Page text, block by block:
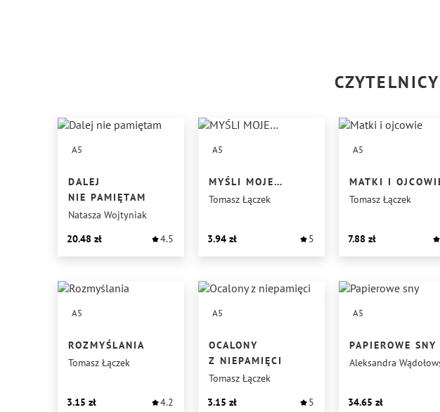
A5
DALEJ
NIE PAMIĘTAM
Natasza Wojtyniak
20.48
4.5
A5
MYŚLI MOJE…
Tomasz Łączek
3.94 5
A5
MATKI I
Tomasz Łączek
7.88
A5
ROZMYŚLANIA
Tomasz Łączek
3.15 4.2
A5
OCALONY
Z NIEPAMIĘCI
Tomasz Łączek
3.15
5
A5
PAPIEROWE SNY
Aleksandra
34.65